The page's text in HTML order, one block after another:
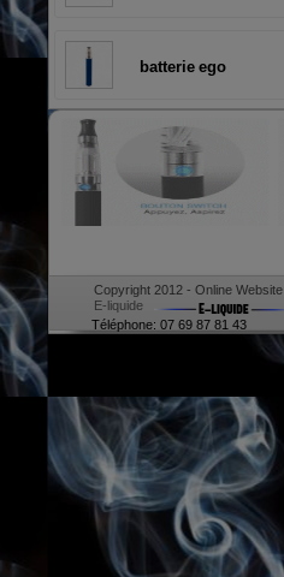
batterie ego
Téléphone: 07 69 87 81 43
Copyright 2012 - Online Website
E-liquide